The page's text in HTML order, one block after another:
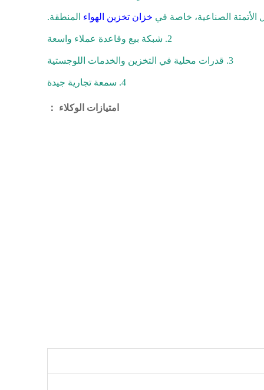
خزان تخزين الهواء المنطقة.
2. شبكة بيع وقاعدة عملاء واسعة
3. قدرات محلية في التخزين والخدمات اللوجستية
4. سمعة تجارية جيدة
امتيازات الوكلاء ：